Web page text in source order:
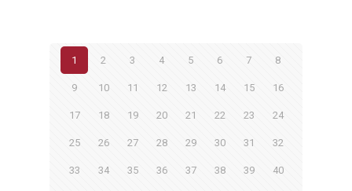
1 2 3 4 5 6 7 8
9 10 11 12 13 14 15 16
17 18 19 20 21 22 23 24
25 26 27 28 29 30 31 32
33 34 35 36 37 38 39 40